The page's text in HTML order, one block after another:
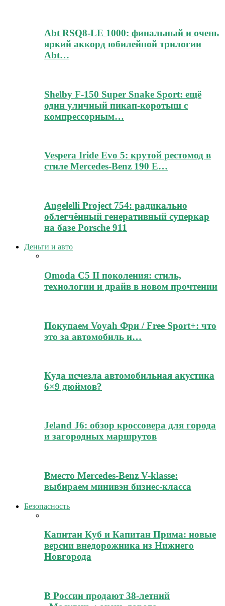
Abt RSQ8-LE 1000: финальный и очень
яркий аккорд юбилейной трилогии
Abt…
Shelby F-150 Super Snake Sport: ещё
один уличный пикап-коротыш с
компрессорным…
Vespera Iride Evo 5: крутой рестомод в
стиле Mercedes-Benz 190 E…
Angelelli Project 754: радикально
облегчённый генеративный суперкар
на базе Porsche 911
Деньги и авто
Omoda C5 II поколения: стиль,
технологии и драйв в новом прочтении
Покупаем Voyah Фри / Free Sport+: что
это за автомобиль и…
Куда исчезла автомобильная акустика
6×9 дюймов?
Jeland J6: обзор кроссовера для города
и загородных маршрутов
Вместо Mercedes-Benz V-klasse:
выбираем минивэн бизнес-класса
Безопасность
Капитан Куб и Капитан Прима: новые
версии внедорожника из Нижнего
Новгорода
В России продают 38-летний